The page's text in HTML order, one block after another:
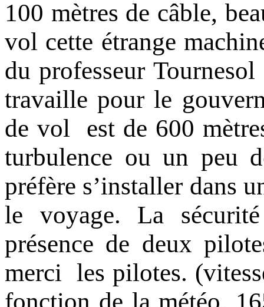
100 mètres de câble,
vol cette étrange
du professeur
travaille pour le
de vol est de 600
turbulence ou un peu
préfère s’installer dans
le voyage. La
présence de deux
merci les pilotes.